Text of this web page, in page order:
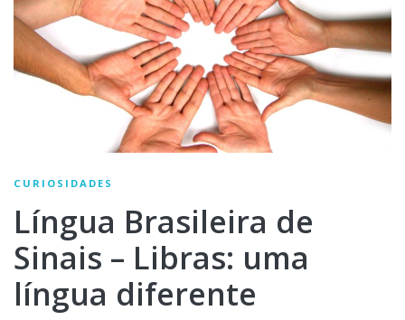
CURIOSIDADES
Língua Brasileira de
Sinais – Libras: uma
língua diferente